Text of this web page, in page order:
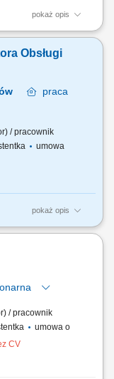
pokaż opis
oraz obsługa
z kas
Obsługi
praca
/ pracownik
umowa
pokaż opis
z obowiązującymi
różnych form
obiegu
/ pracownik
umowa o
CV